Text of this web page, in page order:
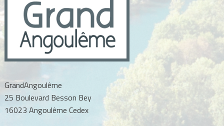
GrandAngoulême
25 Boulevard Besson Bey
16023 Angoulême Cedex